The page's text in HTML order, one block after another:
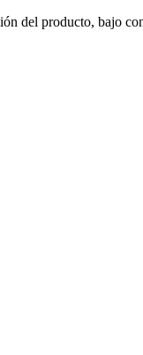
del producto, bajo